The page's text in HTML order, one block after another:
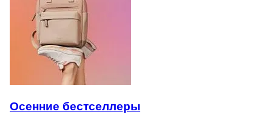
Осенние бестселлеры